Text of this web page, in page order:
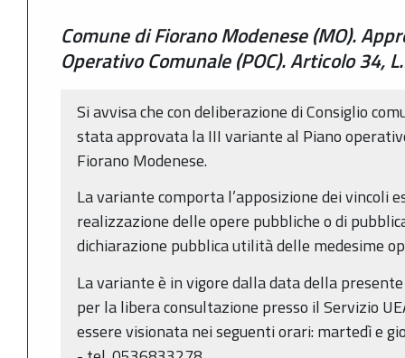
Comune di Fiorano Modenese (MO).
Operativo Comunale (POC). Articolo 34,
Si avvisa che con deliberazione di Consiglio
stata approvata la III variante al Piano
Fiorano Modenese.
La variante comporta l’apposizione dei vincoli
realizzazione delle opere pubbliche o di
dichiarazione pubblica utilità delle medesime
La variante è in vigore dalla data della
per la libera consultazione presso il Servizio
essere visionata nei seguenti orari: martedì e